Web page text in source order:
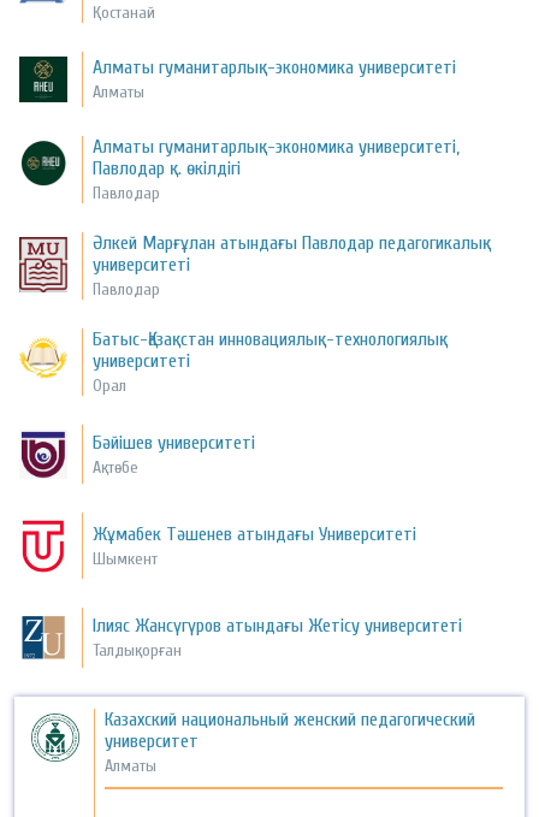
Қостанай
Алматы гуманитарлық-экономика университеті
Алматы
Алматы гуманитарлық-экономика университеті,
Павлодар қ. өкілдігі
Павлодар
Әлкей Марғұлан атындағы Павлодар педагогикалық
университеті
Павлодар
Батыс-Қазақстан инновациялық-технологиялық
университеті
Орал
Бәйішев университеті
Ақтөбе
Жұмабек Тәшенев атындағы Университеті
Шымкент
Ілияс Жансүгүров атындағы Жетісу университеті
Талдықорған
Казахский национальный женский педагогический
университет
Алматы